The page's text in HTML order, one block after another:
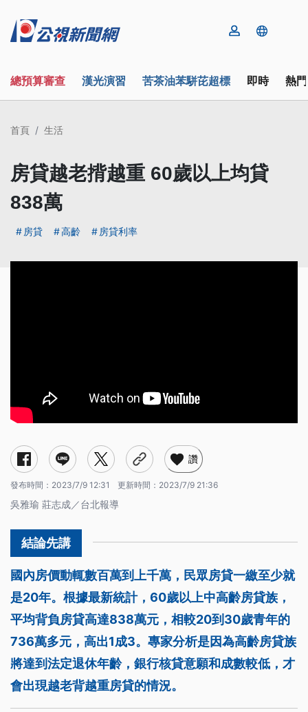
總預算審查 漢光演習 苦茶油苯駢芘超標 即時 熱
首頁 生活
房貸越老揹越重 60歲以上均貸
838萬
房貸 高齡 房貸利率
讚
發布時間： 2023/7/9 12:31 更新時間： 2023/7/9 21:36
吳雅瑜 莊志成／台北報導
國內房價動輒數百萬到上千萬，民眾房貸一繳至少就
是20年。根據最新統計，60歲以上中高齡房貸族，
平均背負房貸高達838萬元，相較20到30歲青年的
736萬多元，高出1成3。專家分析是因為高齡房貸族
將達到法定退休年齡，銀行核貸意願和成數較低，才
會出現越老背越重房貸的情況。